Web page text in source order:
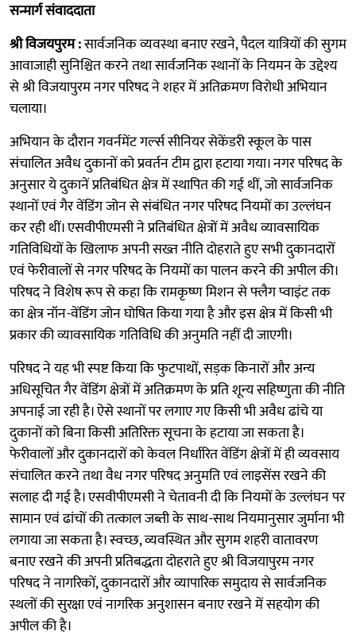
सन्मार्ग संवाददाता
श्री विजयपुरम :सार्वजनिक व्यवस्था बनाए रखने, पैदल यात्रियों की सुगम
आवाजाही सुनिश्चित करने तथा सार्वजनिक स्थानों के नियमन के उद्देश्य
से श्री विजयापुरम नगर परिषद ने शहर में अतिक्रमण विरोधी अभियान
चलाया।
अभियान के दौरान गवर्नमेंट गर्ल्स सीनियर सेकेंडरी स्कूल के पास
संचालित अवैध दुकानों को प्रवर्तन टीम द्वारा हटाया गया। नगर परिषद के
अनुसार ये दुकानें प्रतिबंधित क्षेत्र में स्थापित की गई थीं, जो सार्वजनिक
स्थानों एवं गैर वेंडिंग जोन से संबंधित नगर परिषद नियमों का उल्लंघन
कर रही थीं। एसवीपीएमसी ने प्रतिबंधित क्षेत्रों में अवैध व्यावसायिक
गतिविधियों के खिलाफ अपनी सख्त नीति दोहराते हुए सभी दुकानदारों
एवं फेरीवालों से नगर परिषद के नियमों का पालन करने की अपील की।
परिषद ने विशेष रूप से कहा कि रामकृष्ण मिशन से फ्लैग प्वाइंट तक
का क्षेत्र नॉन-वेंडिंग जोन घोषित किया गया है और इस क्षेत्र में किसी भी
प्रकार की व्यावसायिक गतिविधि की अनुमति नहीं दी जाएगी।
परिषद ने यह भी स्पष्ट किया कि फुटपाथों, सड़क किनारों और अन्य
अधिसूचित गैर वेंडिंग क्षेत्रों में अतिक्रमण के प्रति शून्य सहिष्णुता की नीति
अपनाई जा रही है। ऐसे स्थानों पर लगाए गए किसी भी अवैध ढांचे या
दुकानों को बिना किसी अतिरिक्त सूचना के हटाया जा सकता है।
फेरीवालों और दुकानदारों को केवल निर्धारित वेंडिंग क्षेत्रों में ही व्यवसाय
संचालित करने तथा वैध नगर परिषद अनुमति एवं लाइसेंस रखने की
सलाह दी गई है। एसवीपीएमसी ने चेतावनी दी कि नियमों के उल्लंघन पर
सामान एवं ढांचों की तत्काल जब्ती के साथ-साथ नियमानुसार जुर्माना भी
लगाया जा सकता है। स्वच्छ, व्यवस्थित और सुगम शहरी वातावरण
बनाए रखने की अपनी प्रतिबद्धता दोहराते हुए श्री विजयापुरम नगर
परिषद ने नागरिकों, दुकानदारों और व्यापारिक समुदाय से सार्वजनिक
स्थलों की सुरक्षा एवं नागरिक अनुशासन बनाए रखने में सहयोग की
अपील की है।